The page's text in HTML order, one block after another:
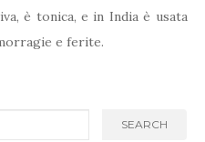
è tonica, e in India è usata
e ferite.
SEARCH